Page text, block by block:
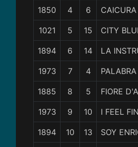
1850 4 6 CAICURA
1021 5 15 CITY
1894 6 14 LA
1973 7 4
1885 8 5 FIORE
1973 9 10 I FEEL
1894 10 13 SOY